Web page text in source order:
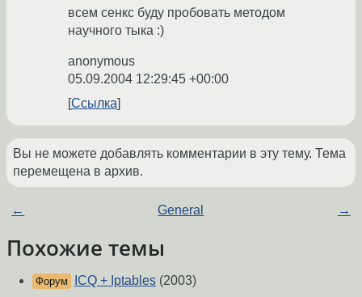
всем сенкс буду пробовать методом
научного тыка :)
anonymous
05.09.2004 12:29:45 +00:00
Ссылка
Вы не можете добавлять комментарии в эту тему. Тема
перемещена в архив.
← General →
Похожие темы
Форум ICQ + Iptables (2003)